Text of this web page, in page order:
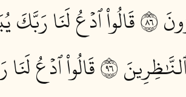
٦٨
قَالُواْ ٱدۡعُ لَنَا رَبَّكَ
٦٩
قَالُواْ ٱدۡعُ